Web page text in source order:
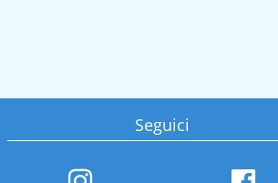
Seguici